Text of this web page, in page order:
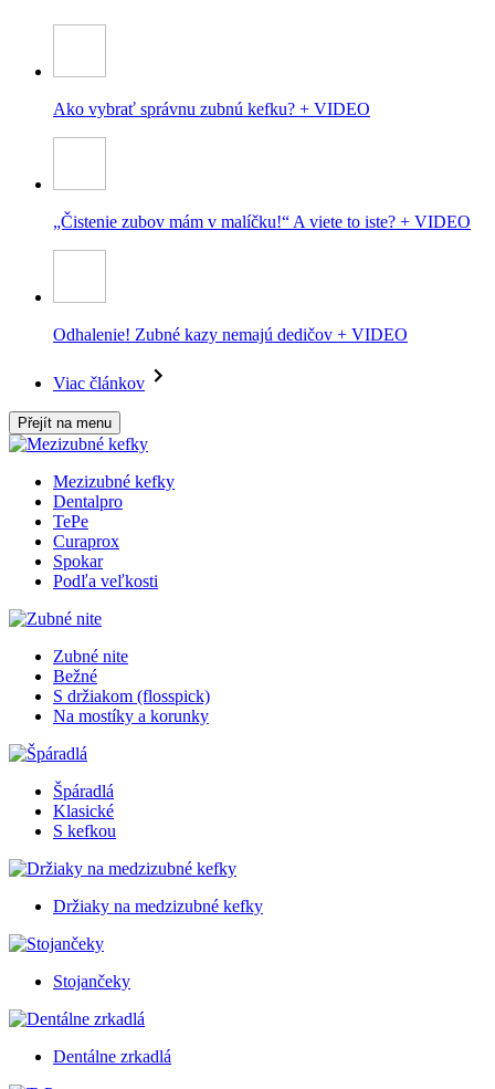
Ako vybrať správnu zubnú kefku? + VIDEO
„Čistenie zubov mám v malíčku!“ A viete to iste? + VIDEO
Odhalenie! Zubné kazy nemajú dedičov + VIDEO
Viac článkov
Přejít na menu
Mezizubné kefky
Dentalpro
TePe
Curaprox
Spokar
Podľa veľkosti
Zubné nite
Bežné
S držiakom (flosspick)
Na mostíky a korunky
Špáradlá
Klasické
S kefkou
Držiaky na medzizubné kefky
Stojančeky
Dentálne zrkadlá